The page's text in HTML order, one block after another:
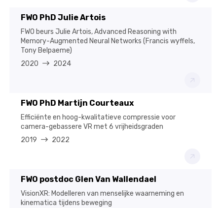
FWO PhD Julie Artois
FWO beurs Julie Artois, Advanced Reasoning with
Memory-Augmented Neural Networks (Francis wyffels,
Tony Belpaeme)
2020
2024
FWO PhD Martijn Courteaux
Efficiënte en hoog-kwalitatieve compressie voor
camera-gebassere VR met 6 vrijheidsgraden
2019
2022
FWO postdoc Glen Van Wallendael
VisionXR: Modelleren van menselijke waarneming en
kinematica tijdens beweging